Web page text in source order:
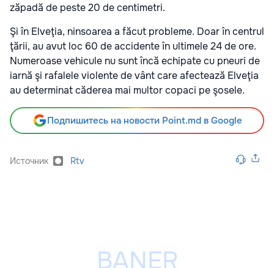
zăpadă de peste 20 de centimetri.
Şi în Elveţia, ninsoarea a făcut probleme. Doar în centrul
ţării, au avut loc 60 de accidente în ultimele 24 de ore.
Numeroase vehicule nu sunt încă echipate cu pneuri de
iarnă şi rafalele violente de vânt care afectează Elveţia
au determinat căderea mai multor copaci pe şosele.
Подпишитесь на новости Point.md в Google
Источник Rtv